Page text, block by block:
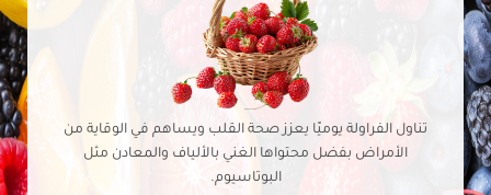
تناول الفراولة يوميًا يعزز صحة القلب ويساهم في الوقاية من
الأمراض بفضل محتواها الغني بالألياف والمعادن مثل
البوتاسيوم.